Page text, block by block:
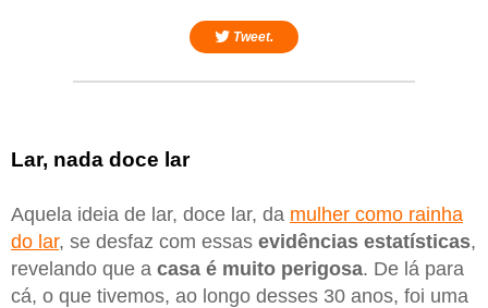
Tweet.
Lar, nada doce lar
Aquela ideia de lar, doce lar, da mulher como rainha
do lar, se desfaz com essas evidências estatísticas,
revelando que a casa é muito perigosa. De lá para
cá, o que tivemos, ao longo desses 30 anos, foi uma